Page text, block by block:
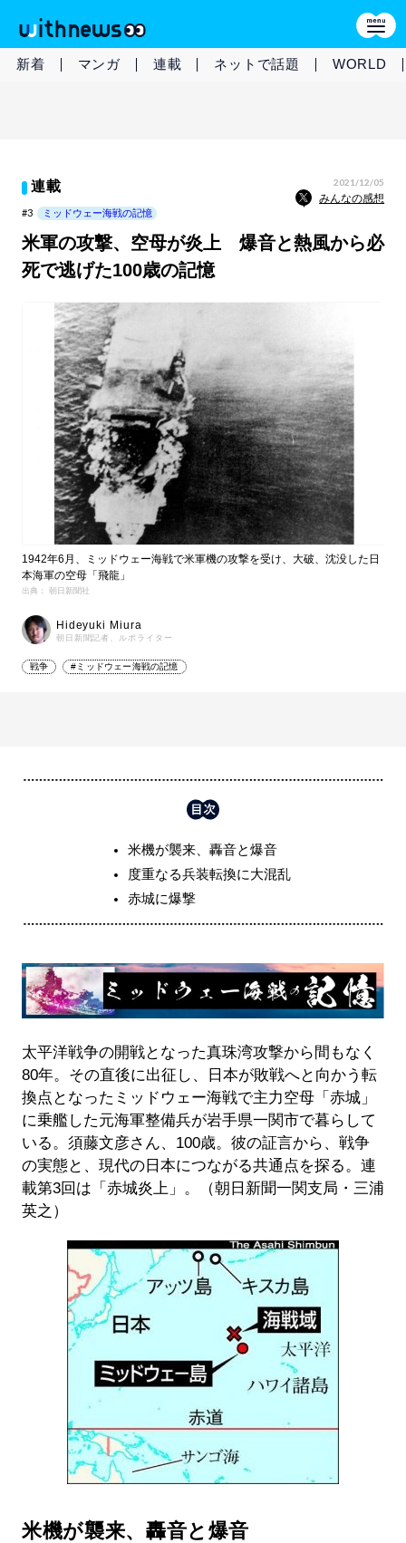
新着 マンガ 連載 ネットで話題 WORLD
連載 2021/12/05
みんなの感想
#3 ミッドウェー海戦の記憶
米軍の攻撃、空母が炎上 爆音と熱風から必
死で逃げた100歳の記憶
1942年6月、ミッドウェー海戦で米軍機の攻撃を受け、大破、沈没した日
本海軍の空母「飛龍」
出典： 朝日新聞社
Hideyuki Miura
朝日新聞記者、ルポライター
戦争 #ミッドウェー海戦の記憶
米機が襲来、轟音と爆音
度重なる兵装転換に大混乱
赤城に爆撃
太平洋戦争の開戦となった真珠湾攻撃から間もなく
80年。その直後に出征し、日本が敗戦へと向かう転
換点となったミッドウェー海戦で主力空母「赤城」
に乗艦した元海軍整備兵が岩手県一関市で暮らして
いる。須藤文彦さん、100歳。彼の証言から、戦争
の実態と、現代の日本につながる共通点を探る。連
載第3回は「赤城炎上」。（朝日新聞一関支局・三浦
英之）
米機が襲来、轟音と爆音